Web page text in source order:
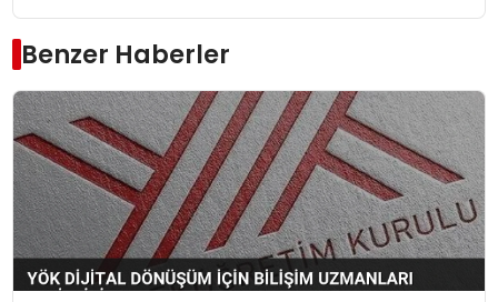
Benzer Haberler